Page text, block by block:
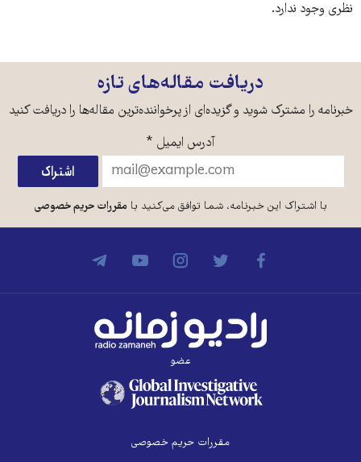
نظری وجود ندارد.
دریافت مقاله‌های تازه
خبرنامه را مشترک شوید و گزیده‌ای از پرخواننده‌ترین مقاله‌ها را دریافت کنید
آدرس ایمیل *
با اشتراک این خبرنامه، شما توافق می‌کنید بامقررات حریم خصوصی
عضو
مقررات حریم خصوصی